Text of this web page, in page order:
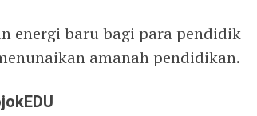
energi baru bagi para pendidik
amanah pendidikan.